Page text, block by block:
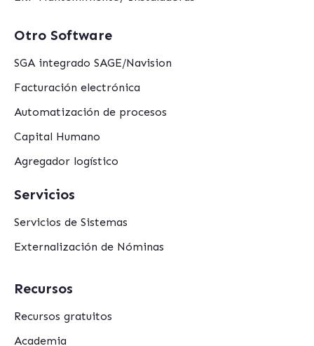
Otro Software
SGA integrado SAGE/Navision
Facturación electrónica
Automatización de procesos
Capital Humano
Agregador logístico
Servicios
Servicios de Sistemas
Externalización de Nóminas
Recursos
Recursos gratuitos
Academia